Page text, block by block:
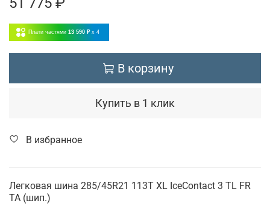
Плати частями 13 590 ₽ x 4
В корзину
Купить в 1 клик
В избранное
Легковая шина 285/45R21 113T XL IceContact 3 TL FR
TA (шип.)